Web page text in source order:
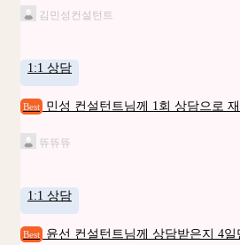
김민성컨설턴트
1:1 상담
Best 민성 컨설턴트님께 1회 상담으로
뜌뜌뜌
1:1 상담
Best 윤선 컨설턴트님께 상담받은지 4